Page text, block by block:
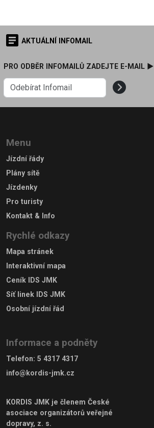
AKTUÁLNÍ INFOMAIL
PRO ODBĚR INFOMAILŮ ZADEJTE E-MAIL ►
Menu
Jízdní řády
Plány sítě
Jízdenky
Pro turisty
Kontakt & Info
Rychlé odkazy
Mapa stránek
Interaktivní mapa
Ceník IDS JMK
Síť linek IDS JMK
Osobní jízdní řád
Informace a podněty
Telefon: 5 4317 4317
info@kordis-jmk.cz
KORDIS JMK je členem České
asociace organizátorů veřejné
dopravy, z. s.